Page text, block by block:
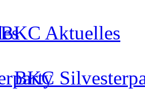
BKC Aktuelles
BKC